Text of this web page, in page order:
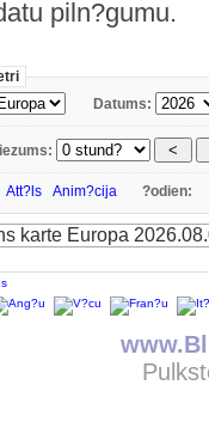
piln?gumu.
Datums:
Att?ls Anim?cija ?odien: